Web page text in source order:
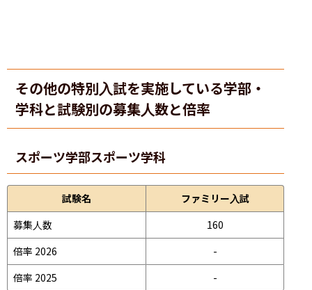
その他の特別入試を実施している学部・
学科と試験別の募集人数と倍率
スポーツ学部スポーツ学科
試験名
ファミリー入試
募集人数
160
倍率 2026
-
倍率 2025
-